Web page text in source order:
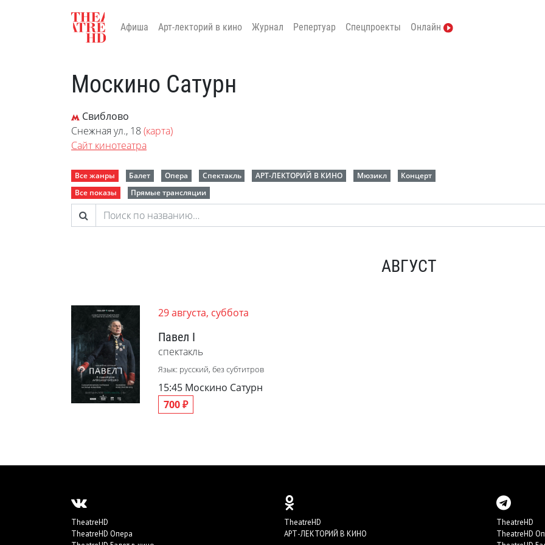
Афиша Арт-лекторий в кино Журнал Репертуар Спецпроекты Онлайн
Москино Сатурн
Свиблово
Снежная ул., 18(карта)
Сайт кинотеатра
Все жанры Балет Опера Спектакль АРТ-ЛЕКТОРИЙ В КИНО Мюзикл
Концерт
Все показы
Прямые трансляции
АВГУСТ
29 августа, суббота
Павел I
спектакль
Язык: русский, без субтитров
15:45 Москино Сатурн
700 ₽
TheatreHD
TheatreHD Опера
TheatreHD
АРТ-ЛЕКТОРИЙ В КИНО
TheatreHD
TheatreHD